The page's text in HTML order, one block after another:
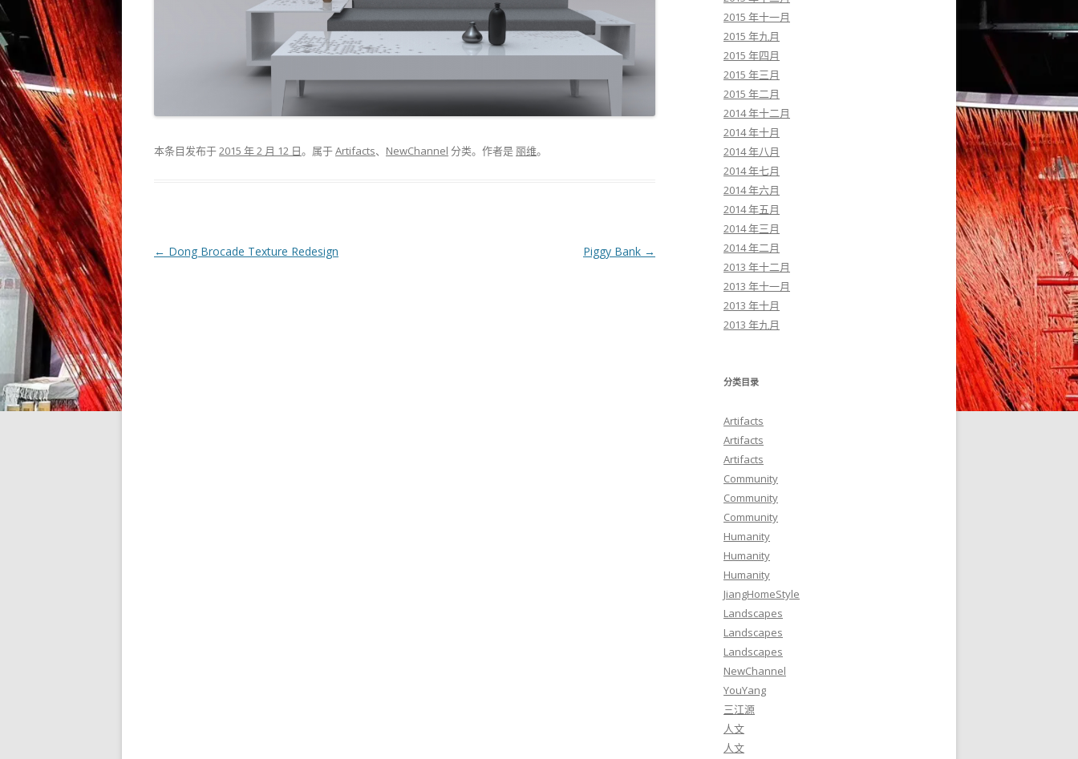
本条目发布于2015 年 2 月 12 日。属于Artifacts、 NewChannel 分类。 作者是丽维。
文章导航
← Dong Brocade Texture Redesign Piggy Bank →
2015 年十一月
2015 年九月
2015 年四月
2015 年三月
2015 年二月
2014 年十二月
2014 年十月
2014 年八月
2014 年七月
2014 年六月
2014 年五月
2014 年三月
2014 年二月
2013 年十二月
2013 年十一月
2013 年十月
2013 年九月
分类目录
Artifacts
Artifacts
Artifacts
Community
Community
Community
Humanity
Humanity
Humanity
JiangHomeStyle
Landscapes
Landscapes
Landscapes
NewChannel
YouYang
三江源
人文
人文